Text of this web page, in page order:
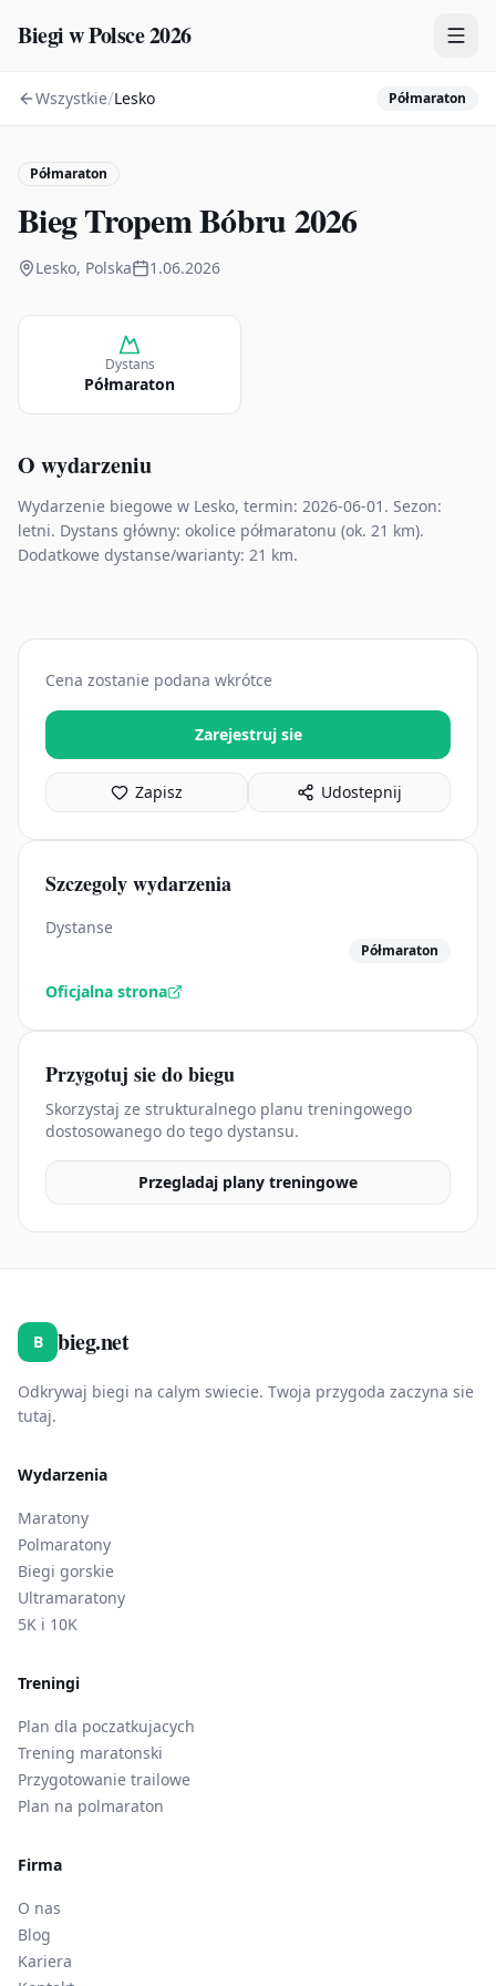
Biegi w Polsce 2026
Zawody
Kalendarz
Wszystkie/Lesko Półmaraton
Półmaraton
Bieg Tropem Bóbru 2026
Lesko, Polska 1.06.2026
Dystans
Półmaraton
O wydarzeniu
Wydarzenie biegowe w Lesko, termin: 2026-06-01. Sezon:
letni. Dystans główny: okolice półmaratonu (ok. 21 km).
Dodatkowe dystanse/warianty: 21 km.
Cena zostanie podana wkrótce
Zarejestruj sie
Zapisz Udostepnij
Szczegoly wydarzenia
Dystanse
Półmaraton
Oficjalna strona
Przygotuj sie do biegu
Skorzystaj ze strukturalnego planu treningowego
dostosowanego do tego dystansu.
Przegladaj plany treningowe
B bieg.net
Odkrywaj biegi na calym swiecie. Twoja przygoda zaczyna sie
tutaj.
Wydarzenia
Maratony
Polmaratony
Biegi gorskie
Ultramaratony
5K i 10K
Treningi
Plan dla poczatkujacych
Trening maratonski
Przygotowanie trailowe
Plan na polmaraton
Firma
O nas
Blog
Kariera